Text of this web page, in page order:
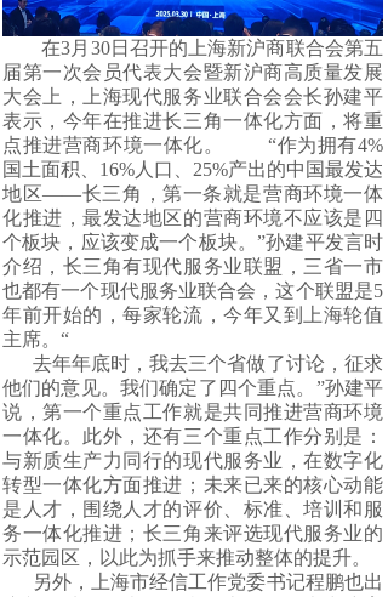
在3月30日召开的上海新沪商联合会第五
届第一次会员代表大会暨新沪商高质量发展
大会上，上海现代服务业联合会会长孙建平
表示，今年在推进长三角一体化方面，将重
点推进营商环境一体化。 “作为拥有4%
国土面积、16%人口、25%产出的中国最发达
地区——长三角，第一条就是营商环境一体
化推进，最发达地区的营商环境不应该是四
个板块，应该变成一个板块。”孙建平发言时
介绍，长三角有现代服务业联盟，三省一市
也都有一个现代服务业联合会，这个联盟是5
年前开始的，每家轮流，今年又到上海轮值
主席。“
去年年底时，我去三个省做了讨论，征求
他们的意见。我们确定了四个重点。”孙建平
说，第一个重点工作就是共同推进营商环境
一体化。此外，还有三个重点工作分别是：
与新质生产力同行的现代服务业，在数字化
转型一体化方面推进；未来已来的核心动能
是人才，围绕人才的评价、标准、培训和服
务一体化推进；长三角来评选现代服务业的
示范园区，以此为抓手来推动整体的提升。
另外，上海市经信工作党委书记程鹏也出